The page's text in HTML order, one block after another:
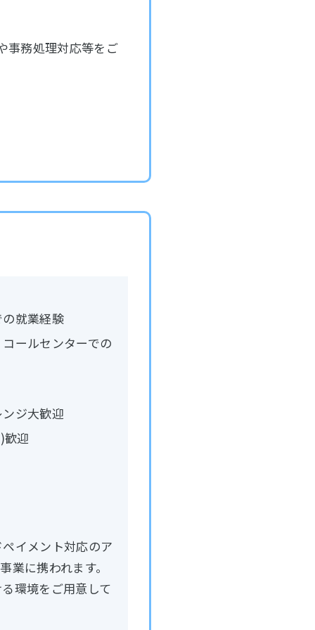
事務処理対応等をご
就業経験
ールセンターでの
ジ大歓迎
迎
イメント対応のア
業に携われます。
環境をご用意して